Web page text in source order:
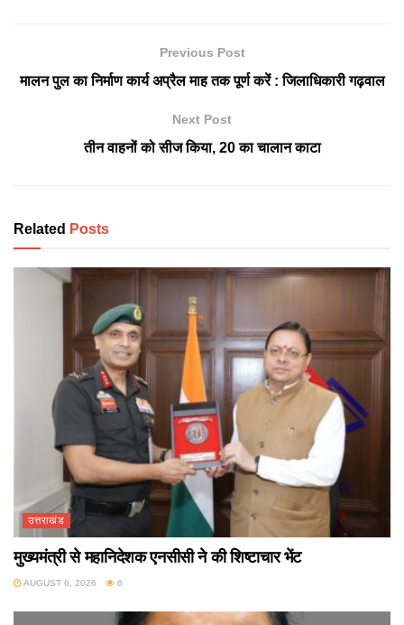
Previous Post
मालन पुल का निर्माण कार्य अप्रैल माह तक पूर्ण करें : जिलाधिकारी गढ़वाल
Next Post
तीन वाहनों को सीज किया, 20 का चालान काटा
Related Posts
उत्तराखंड
मुख्यमंत्री से महानिदेशक एनसीसी ने की शिष्टाचार भेंट
AUGUST 6, 2026 6